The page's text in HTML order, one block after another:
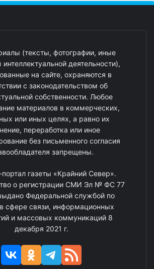
(тексты, фотографии, иные
интеллектуальной деятельности),
на сайте, охраняются в
с законодательством об
собственности. Любое
материалов в коммерческих,
или иных целях, а равно их
переработка или иное
без письменного согласия
запрещены.
газеты «Крайний Север».
о регистрации СМИ Эл № ФС 77
Федеральной службой по
сфере связи, информационных
и массовых коммуникаций 8
декабря 2021 г.